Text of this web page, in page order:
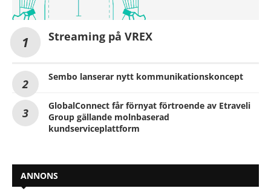
Streaming på VREX
Sembo lanserar nytt kommunikationskoncept
GlobalConnect får förnyat förtroende av Etraveli
Group gällande molnbaserad
kundserviceplattform
ANNONS